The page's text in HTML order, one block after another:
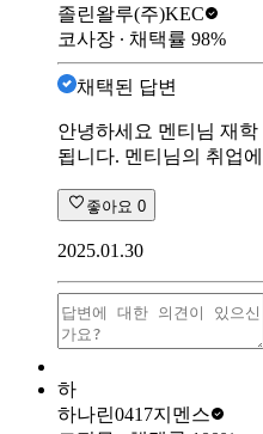
졸린왈루(주)KEC
코사장 ∙ 채택률 98%
채택된 답변
안녕하세요 멘티님 재
됩니다. 멘티님의 취업
좋아요 0
2025.01.30
하
하나린0417지멘스